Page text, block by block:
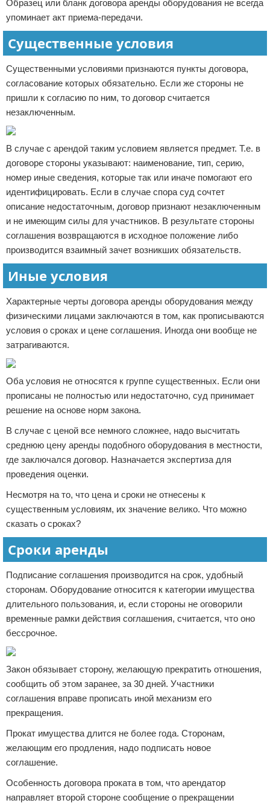
Образец или бланк договора аренды оборудования не всегда
упоминает акт приема-передачи.
Существенные условия
Существенными условиями признаются пункты договора,
согласование которых обязательно. Если же стороны не
пришли к согласию по ним, то договор считается
незаключенным.
В случае с арендой таким условием является предмет. Т.е. в
договоре стороны указывают: наименование, тип, серию,
номер иные сведения, которые так или иначе помогают его
идентифицировать. Если в случае спора суд сочтет
описание недостаточным, договор признают незаключенным
и не имеющим силы для участников. В результате стороны
соглашения возвращаются в исходное положение либо
производится взаимный зачет возникших обязательств.
Иные условия
Характерные черты договора аренды оборудования между
физическими лицами заключаются в том, как прописываются
условия о сроках и цене соглашения. Иногда они вообще не
затрагиваются.
Оба условия не относятся к группе существенных. Если они
прописаны не полностью или недостаточно, суд принимает
решение на основе норм закона.
В случае с ценой все немного сложнее, надо высчитать
среднюю цену аренды подобного оборудования в местности,
где заключался договор. Назначается экспертиза для
проведения оценки.
Несмотря на то, что цена и сроки не отнесены к
существенным условиям, их значение велико. Что можно
сказать о сроках?
Сроки аренды
Подписание соглашения производится на срок, удобный
сторонам. Оборудование относится к категории имущества
длительного пользования, и, если стороны не оговорили
временные рамки действия соглашения, считается, что оно
бессрочное.
Закон обязывает сторону, желающую прекратить отношения,
сообщить об этом заранее, за 30 дней. Участники
соглашения вправе прописать иной механизм его
прекращения.
Прокат имущества длится не более года. Сторонам,
желающим его продления, надо подписать новое
соглашение.
Особенность договора проката в том, что арендатор
направляет второй стороне сообщение о прекращении